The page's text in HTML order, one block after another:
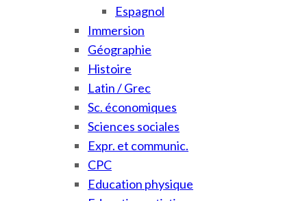
Espagnol
Immersion
Géographie
Histoire
Latin / Grec
Sc. économiques
Sciences sociales
Expr. et communic.
CPC
Education physique